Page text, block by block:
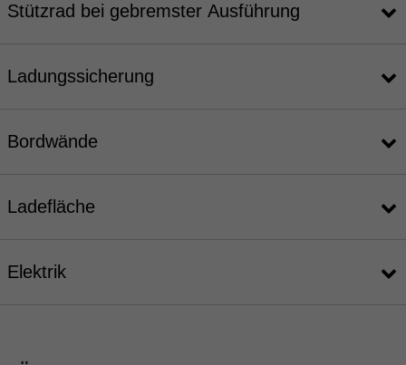
Stützrad bei gebremster Ausführung
Ladungssicherung
Bordwände
Ladefläche
Elektrik